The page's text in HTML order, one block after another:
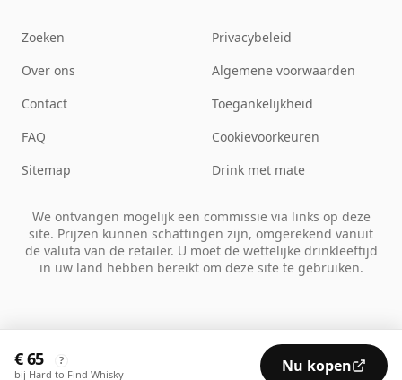
€ 65 ?
bij Hard to Find Whisky Nu kopen
Zoeken
Over ons
Contact
FAQ
Sitemap
Privacybeleid
Algemene voorwaarden
Toegankelijkheid
Cookievoorkeuren
Drink met mate
We ontvangen mogelijk een commissie via links op deze
site. Prijzen kunnen schattingen zijn, omgerekend vanuit
de valuta van de retailer. U moet de wettelijke drinkleeftijd
in uw land hebben bereikt om deze site te gebruiken.